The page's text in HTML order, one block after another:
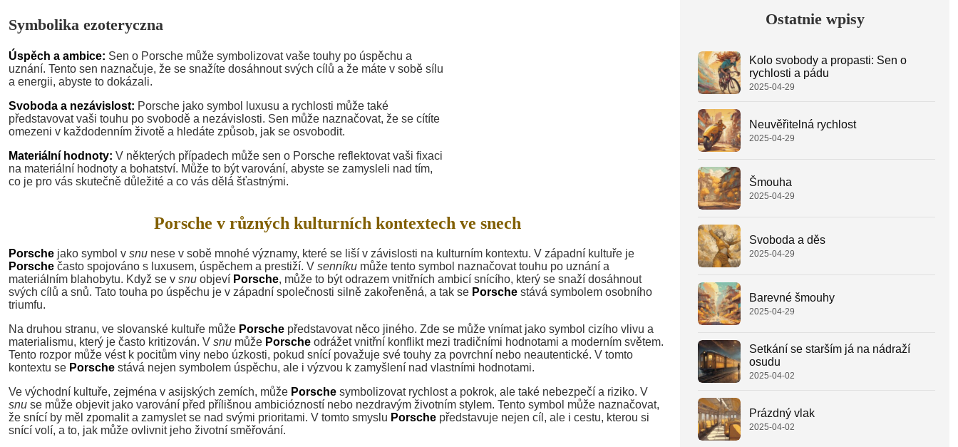
Symbolika ezoteryczna
Úspěch a ambice: Sen o Porsche může symbolizovat vaše touhy po úspěchu a
uznání. Tento sen naznačuje, že se snažíte dosáhnout svých cílů a že máte v sobě sílu
a energii, abyste to dokázali.
Svoboda a nezávislost: Porsche jako symbol luxusu a rychlosti může také
představovat vaši touhu po svobodě a nezávislosti. Sen může naznačovat, že se cítíte
omezeni v každodenním životě a hledáte způsob, jak se osvobodit.
Materiální hodnoty: V některých případech může sen o Porsche reflektovat vaši fixaci
na materiální hodnoty a bohatství. Může to být varování, abyste se zamysleli nad tím,
co je pro vás skutečně důležité a co vás dělá šťastnými.
Porsche v různých kulturních kontextech ve snech
Porsche jako symbol v snu nese v sobě mnohé významy, které se liší v závislosti na kulturním kontextu. V západní kultuře je
Porsche často spojováno s luxusem, úspěchem a prestiží. V senníku může tento symbol naznačovat touhu po uznání a
materiálním blahobytu. Když se v snu objeví Porsche, může to být odrazem vnitřních ambicí snícího, který se snaží dosáhnout
svých cílů a snů. Tato touha po úspěchu je v západní společnosti silně zakořeněná, a tak se Porsche stává symbolem osobního
triumfu.
Na druhou stranu, ve slovanské kultuře může Porsche představovat něco jiného. Zde se může vnímat jako symbol cizího vlivu a
materialismu, který je často kritizován. V snu může Porsche odrážet vnitřní konflikt mezi tradičními hodnotami a moderním světem.
Tento rozpor může vést k pocitům viny nebo úzkosti, pokud snící považuje své touhy za povrchní nebo neautentické. V tomto
kontextu se Porsche stává nejen symbolem úspěchu, ale i výzvou k zamyšlení nad vlastními hodnotami.
Ve východní kultuře, zejména v asijských zemích, může Porsche symbolizovat rychlost a pokrok, ale také nebezpečí a riziko. V
snu se může objevit jako varování před přílišnou ambiciózností nebo nezdravým životním stylem. Tento symbol může naznačovat,
že snící by měl zpomalit a zamyslet se nad svými prioritami. V tomto smyslu Porsche představuje nejen cíl, ale i cestu, kterou si
snící volí, a to, jak může ovlivnit jeho životní směřování.
Ostatnie wpisy
Kolo svobody a propasti: Sen o
rychlosti a pádu
2025-04-29
Neuvěřitelná rychlost
2025-04-29
Šmouha
2025-04-29
Svoboda a děs
2025-04-29
Barevné šmouhy
2025-04-29
Setkání se starším já na nádraží
osudu
2025-04-02
Prázdný vlak
2025-04-02